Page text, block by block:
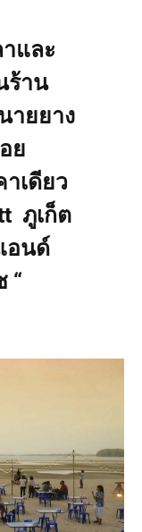
และ
ร้าน
ายยาง
ย
เดียว
ภูเก็ต
อนด์
“